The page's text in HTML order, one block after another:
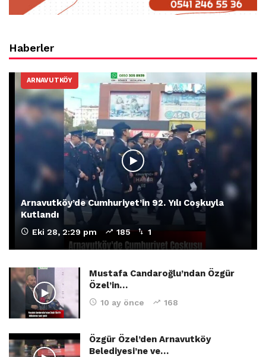
Haberler
ARNAVUTKÖY
Arnavutköy’de Cumhuriyet’in 92. Yılı Coşkuyla
Kutlandı
Eki 28, 2:29 pm 185 1
Mustafa Candaroğlu’ndan Özgür
Özel’in…
10 ay önce 168
Özgür Özel’den Arnavutköy
Belediyesi’ne ve…